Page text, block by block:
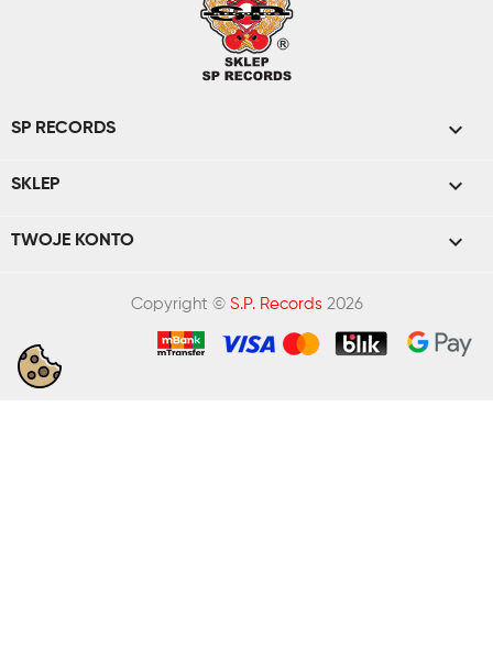
SP RECORDS 
SKLEP 
TWOJE KONTO 
Copyright © S.P. Records2026